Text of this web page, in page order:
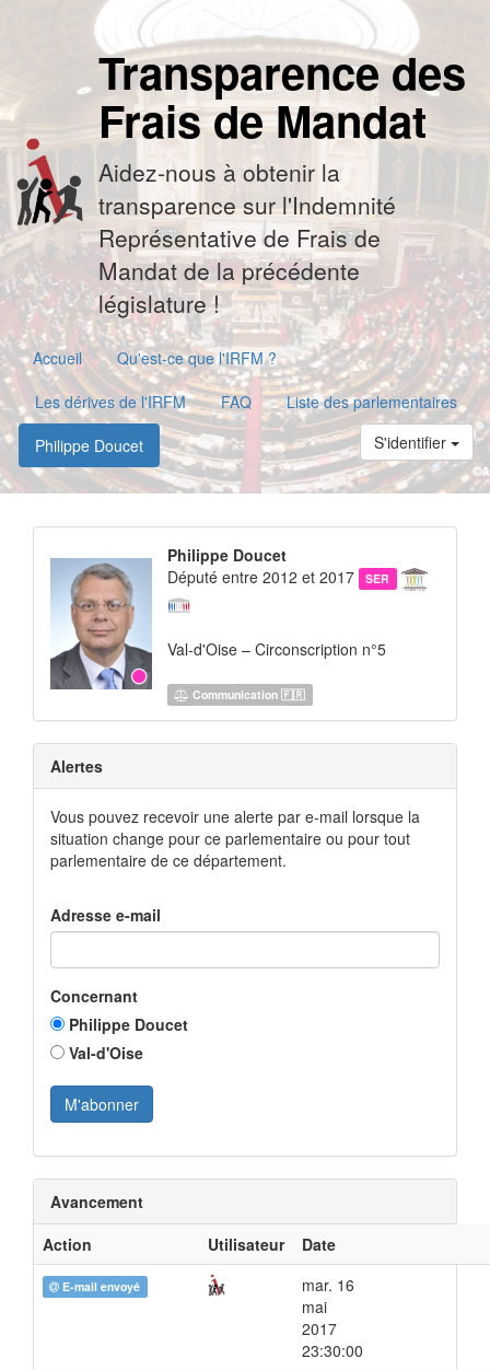
Transparence des
Frais de Mandat
Aidez-nous à obtenir la
transparence sur l'Indemnité
Représentative de Frais de
Mandat de la précédente
législature !
Accueil
Qu'est-ce que l'IRFM ?
Les dérives de l'IRFM
FAQ
Liste des parlementaires
Philippe Doucet
S'identifier
Philippe Doucet
Député entre 2012 et 2017
SER
Val-d'Oise – Circonscription n°5
Communication 🇫🇷
Alertes
Vous pouvez recevoir une alerte par e-mail lorsque la
situation change pour ce parlementaire ou pour tout
parlementaire de ce département.
Adresse e-mail
Concernant
Philippe Doucet
Val-d'Oise
Avancement
Action
Utilisateur Date
E-mail envoyé
mar. 16
mai
2017
23:30:00